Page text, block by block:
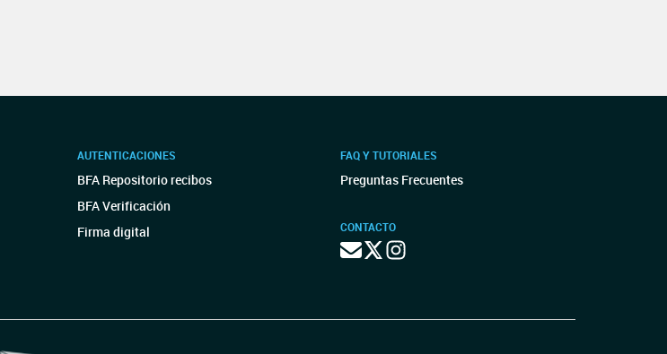
AUTENTICACIONES
BFA Repositorio recibos
BFA Verificación
Firma digital
FAQ Y TUTORIALES
Preguntas Frecuentes
CONTACTO